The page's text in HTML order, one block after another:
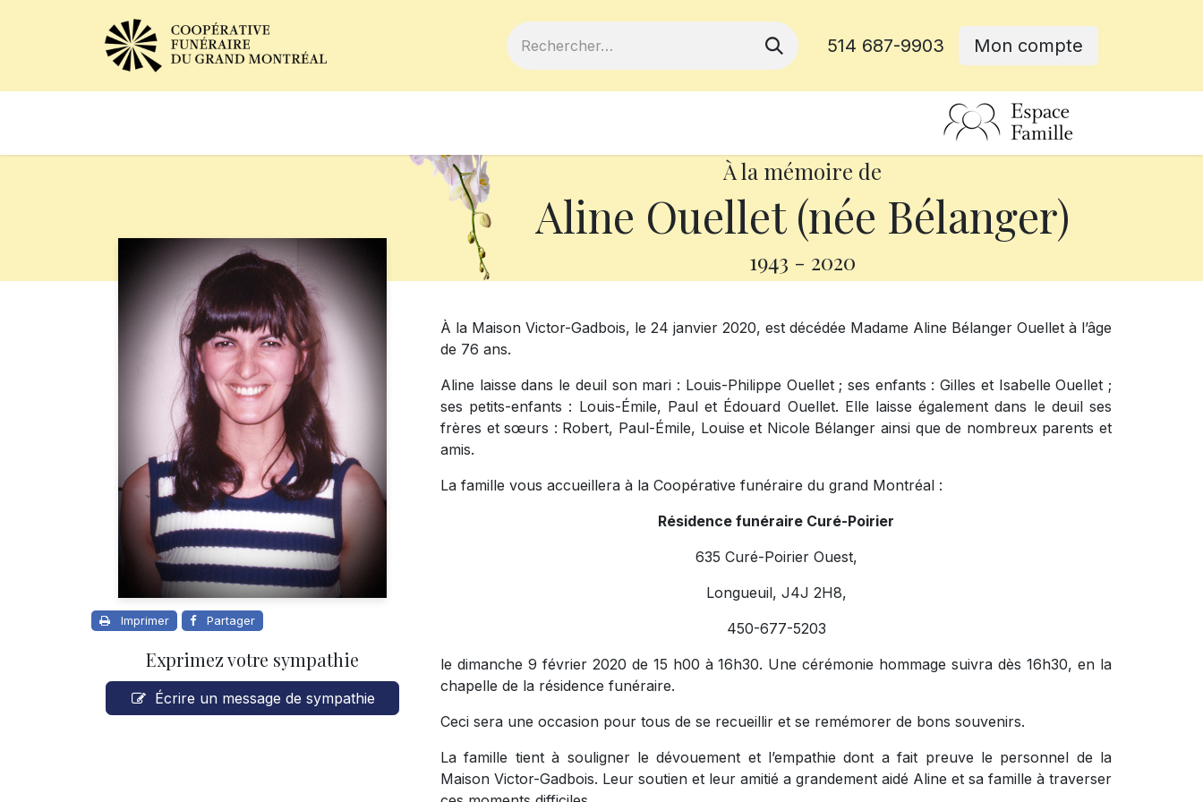
514 687-9903 Mon compte
À la mémoire de
Aline Ouellet (née Bélanger)
1943 - 2020
Imprimer Partager
Exprimez votre sympathie
Écrire un message de sympathie
À la Maison Victor-Gadbois, le 24 janvier 2020, est décédée Madame Aline Bélanger Ouellet à l’âge
de 76 ans.
Aline laisse dans le deuil son mari : Louis-Philippe Ouellet ; ses enfants : Gilles et Isabelle Ouellet ;
ses petits-enfants : Louis-Émile, Paul et Édouard Ouellet. Elle laisse également dans le deuil ses
frères et sœurs : Robert, Paul-Émile, Louise et Nicole Bélanger ainsi que de nombreux parents et
amis.
La famille vous accueillera à la Coopérative funéraire du grand Montréal :
Résidence funéraire Curé-Poirier
635 Curé-Poirier Ouest,
Longueuil, J4J 2H8,
450-677-5203
le dimanche 9 février 2020 de 15 h00 à 16h30. Une cérémonie hommage suivra dès 16h30, en la
chapelle de la résidence funéraire.
Ceci sera une occasion pour tous de se recueillir et se remémorer de bons souvenirs.
La famille tient à souligner le dévouement et l’empathie dont a fait preuve le personnel de la
Maison Victor-Gadbois. Leur soutien et leur amitié a grandement aidé Aline et sa famille à traverser